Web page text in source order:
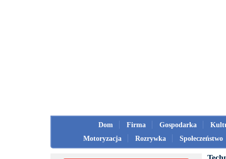
Dom Firma Gospodarka
Motoryzacja
Rozrywka Społeczeństwo